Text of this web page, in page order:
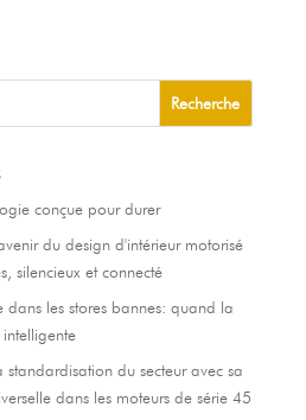
conçue pour durer
du design d'intérieur motorisé
silencieux et connecté
dans les stores bannes: quand la
du secteur avec sa
dans les moteurs de série 45